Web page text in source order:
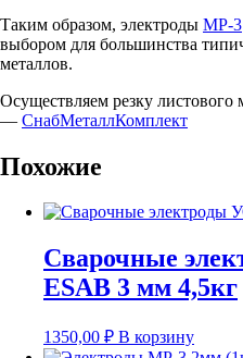
Таким образом, электроды МР-3
выбором для большинства
металлов.
Осуществляем резку листового
— СнабМеталлКомплект
Похожие
Сварочные
ESAB 3 мм 4,5кг
1350,00 ₽ В корзину